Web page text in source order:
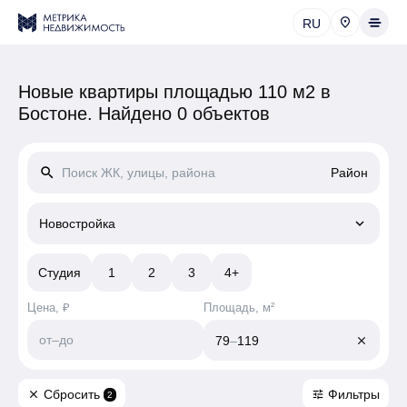
RU
Новые квартиры площадью 110 м2 в
Бостоне. Найдено 0 объектов
search Район
Новостройка keyboard_arrow_down
Студия 1 2 3 4+
Цена, ₽
от–до
Площадь, м²
79–119 close
close Сбросить 2 tune Фильтры